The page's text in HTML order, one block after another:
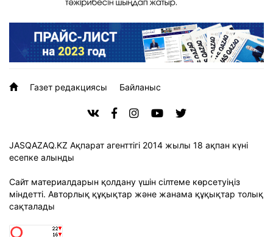
Газет редакциясы Байланыс
JASQAZAQ.KZ Ақпарат агенттігі 2014 жылы 18 ақпан күні
есепке алынды
Сайт материалдарын қолдану үшін сілтеме көрсетуіңіз
міндетті. Авторлық құқықтар және жанама құқықтар толық
сақталады